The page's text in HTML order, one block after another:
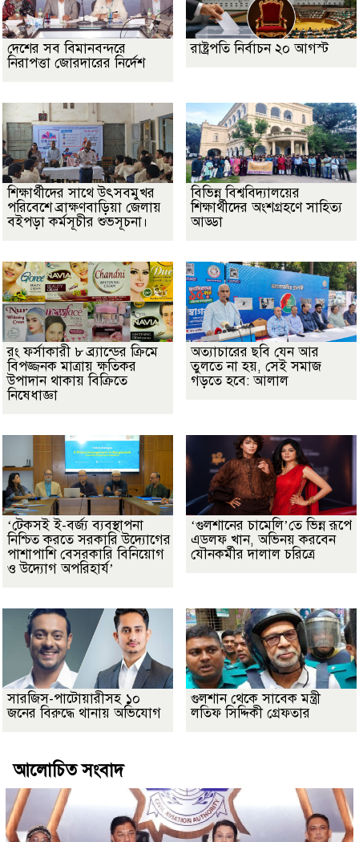
দেশের সব বিমানবন্দরে
নিরাপত্তা জোরদারের নির্দেশ
রাষ্ট্রপতি নির্বাচন ২০ আগস্ট
শিক্ষার্থীদের সাথে উৎসবমুখর
পরিবেশে ব্রাক্ষণবাড়িয়া জেলায়
বইপড়া কর্মসূচীর শুভসূচনা।
বিভিন্ন বিশ্ববিদ্যালয়ের
শিক্ষার্থীদের অংশগ্রহণে সাহিত্য
আড্ডা
রং ফর্সাকারী ৮ ব্র্যান্ডের ক্রিমে
বিপজ্জনক মাত্রায় ক্ষতিকর
উপাদান থাকায় বিক্রিতে
নিষেধাজ্ঞা
অত্যাচারের ছবি যেন আর
তুলতে না হয়, সেই সমাজ
গড়তে হবে: আলাল
‘টেকসই ই-বর্জ্য ব্যবস্থাপনা
নিশ্চিত করতে সরকারি উদ্যোগের
পাশাপাশি বেসরকারি বিনিয়োগ
ও উদ্যোগ অপরিহার্য’
‘গুলশানের চামেলি’তে ভিন্ন রূপে
এডলফ খান, অভিনয় করবেন
যৌনকর্মীর দালাল চরিত্রে
সারজিস-পাটোয়ারীসহ ১০
জনের বিরুদ্ধে থানায় অভিযোগ
গুলশান থেকে সাবেক মন্ত্রী
লতিফ সিদ্দিকী গ্রেফতার
আলোচিত সংবাদ